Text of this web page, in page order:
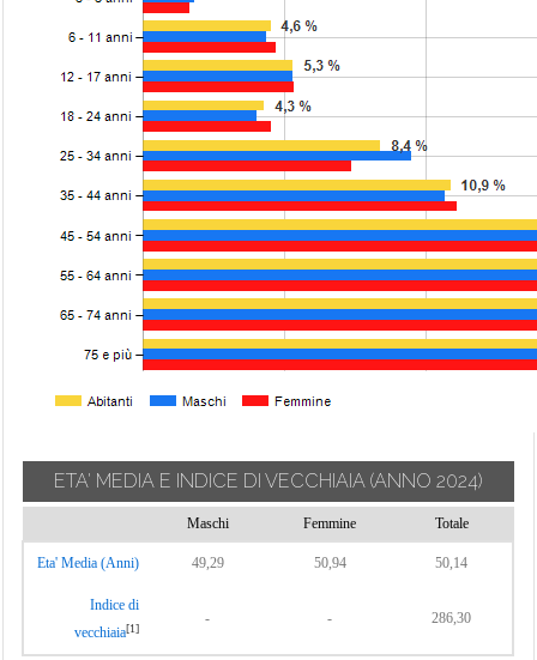
ETA' MEDIA E INDICE DI VECCHIAIA (ANNO 2024)
Maschi Femmine Totale
Eta' Media (Anni) 49,29 50,94 50,14
Indice di
vecchiaia[1]
- - 286,30